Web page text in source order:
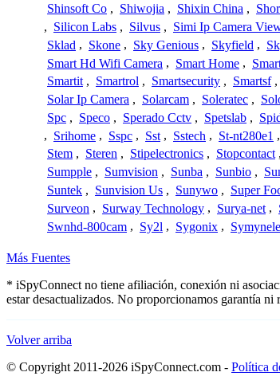
Shinsoft Co , Shiwojia , Shixin China ,
, Silicon Labs , Silvus , Simi Ip Camera
Sklad , Skone , Sky Genious , Skyfield ,
Smart Hd Wifi Camera , Smart Home ,
Smartit , Smartrol , Smartsecurity , Smartsf ,
Solar Ip Camera , Solarcam , Soleratec ,
Spc , Speco , Sperado Cctv , Spetslab ,
, Srihome , Sspc , Sst , Sstech , St-nt280e1 ,
Stem , Steren , Stipelectronics , Stopcontact ,
Sumpple , Sumvision , Sunba , Sunbio ,
Suntek , Sunvision Us , Sunywo , Super
Surveon , Surway Technology , Surya-net ,
Swnhd-800cam , Sy2l , Sygonix ,
Más Fuentes
* iSpyConnect no tiene afiliación, conexión ni
estar desactualizados. No proporcionamos garantía
Volver arriba
© Copyright 2011-2026 iSpyConnect.com - Política